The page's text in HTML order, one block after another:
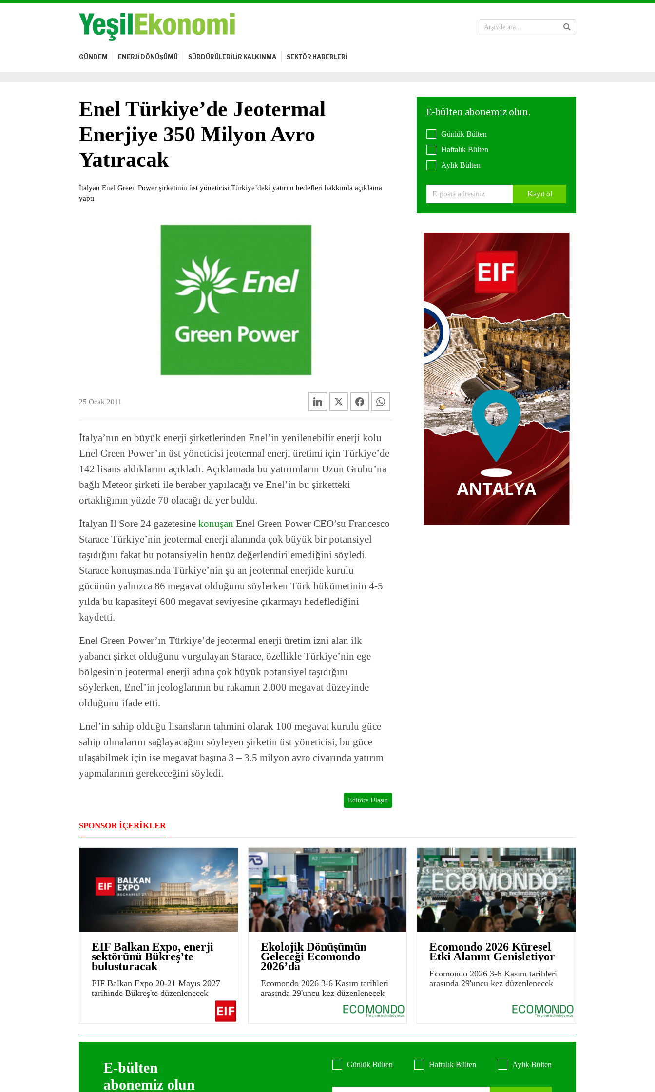
GÜNDEM ENERJİ DÖNÜŞÜMÜ SÜRDÜRÜLEBİLİR KALKINMA SEKTÖR HABERLERİ
Enel Türkiye’de Jeotermal
Enerjiye 350 Milyon Avro
Yatıracak
İtalyan Enel Green Power şirketinin üst yöneticisi Türkiye’deki yatırım hedefleri hakkında açıklama
yaptı
25 Ocak 2011
İtalya’nın en büyük enerji şirketlerinden Enel’in yenilenebilir enerji kolu
Enel Green Power’ın üst yöneticisi jeotermal enerji üretimi için Türkiye’de
142 lisans aldıklarını açıkladı. Açıklamada bu yatırımların Uzun Grubu’na
bağlı Meteor şirketi ile beraber yapılacağı ve Enel’in bu şirketteki
ortaklığının yüzde 70 olacağı da yer buldu.
İtalyan Il Sore 24 gazetesine konuşan Enel Green Power CEO’su Francesco
Starace Türkiye’nin jeotermal enerji alanında çok büyük bir potansiyel
taşıdığını fakat bu potansiyelin henüz değerlendirilemediğini söyledi.
Starace konuşmasında Türkiye’nin şu an jeotermal enerjide kurulu
gücünün yalnızca 86 megavat olduğunu söylerken Türk hükümetinin 4-5
yılda bu kapasiteyi 600 megavat seviyesine çıkarmayı hedeflediğini
kaydetti.
Enel Green Power’ın Türkiye’de jeotermal enerji üretim izni alan ilk
yabancı şirket olduğunu vurgulayan Starace, özellikle Türkiye’nin ege
bölgesinin jeotermal enerji adına çok büyük potansiyel taşıdığını
söylerken, Enel’in jeologlarının bu rakamın 2.000 megavat düzeyinde
olduğunu ifade etti.
Enel’in sahip olduğu lisansların tahmini olarak 100 megavat kurulu güce
sahip olmalarını sağlayacağını söyleyen şirketin üst yöneticisi, bu güce
ulaşabilmek için ise megavat başına 3 – 3.5 milyon avro civarında yatırım
yapmalarının gerekeceğini söyledi.
Editöre Ulaşın
Günlük Bülten
Haftalık Bülten
Aylık Bülten
Kayıt ol
SPONSOR İÇERİKLER
EIF Balkan Expo, enerji
sektörünü Bükreş’te
buluşturacak
EIF Balkan Expo 20-21 Mayıs 2027
tarihinde Bükreş'te düzenlenecek
Ekolojik Dönüşümün
Geleceği Ecomondo
2026’da
Ecomondo 2026 3-6 Kasım tarihleri
arasında 29'uncu kez düzenlenecek
Ecomondo 2026 Küresel
Etki Alanını Genişletiyor
Ecomondo 2026 3-6 Kasım tarihleri
arasında 29'uncu kez düzenlenecek
E-bülten
abonemiz olun
Günlük Bülten Haftalık Bülten Aylık Bülten